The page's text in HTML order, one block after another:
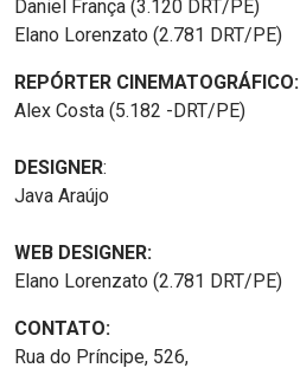
Daniel França (3.120 DRT/PE)
Elano Lorenzato (2.781 DRT/PE)
REPÓRTER CINEMATOGRÁFICO:
Alex Costa (5.182 -DRT/PE)
DESIGNER:
Java Araújo
WEB DESIGNER:
Elano Lorenzato (2.781 DRT/PE)
CONTATO:
Rua do Príncipe, 526,